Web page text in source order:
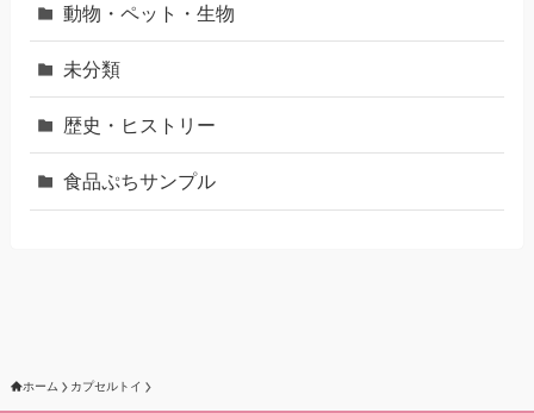
動物・ペット・生物
未分類
歴史・ヒストリー
食品ぷちサンプル
ホーム カプセルトイ